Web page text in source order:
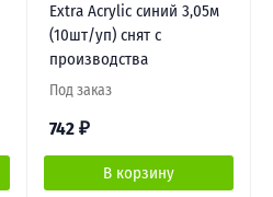
Extra Acrylic синий 3,05м
(10шт/уп) снят с
производства
Под заказ
742 ₽
В корзину